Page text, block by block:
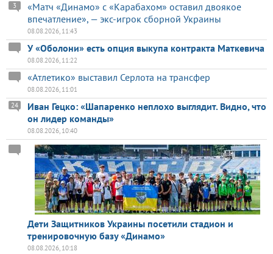
«Матч «Динамо» с «Карабахом» оставил двоякое
впечатление», — экс-игрок сборной Украины
3
08.08.2026, 11:43
У «Оболони» есть опция выкупа контракта Маткевича
08.08.2026, 11:22
«Атлетико» выставил Серлота на трансфер
08.08.2026, 11:01
Иван Гецко: «Шапаренко неплохо выглядит. Видно, что
он лидер команды»
24
08.08.2026, 10:40
Дети Защитников Украины посетили стадион и
тренировочную базу «Динамо»
08.08.2026, 10:18